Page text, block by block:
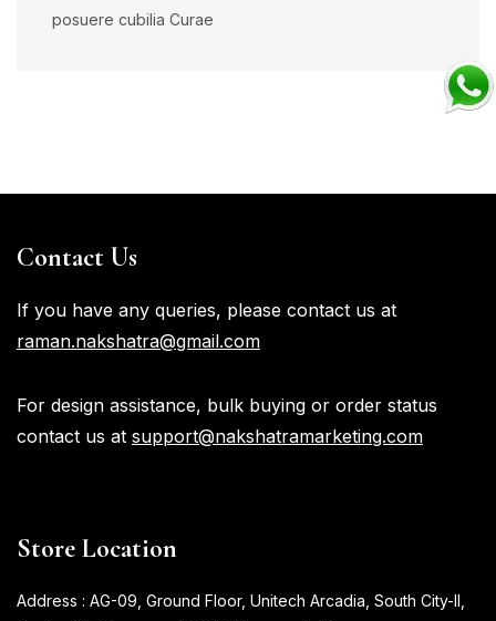
posuere cubilia Curae
Contact Us
If you have any queries, please contact us at
raman.nakshatra@gmail.com
For design assistance, bulk buying or order status
contact us at support@nakshatramarketing.com
Store Location
Address : AG-09, Ground Floor, Unitech Arcadia, South City-II,